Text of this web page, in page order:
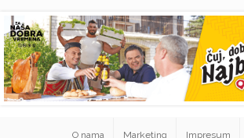
O nama Marketing Impresum